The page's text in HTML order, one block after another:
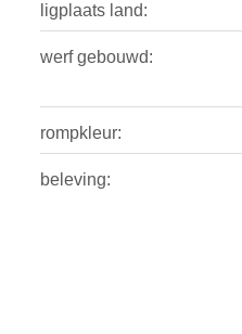
ligplaats land:
werf gebouwd:
rompkleur:
beleving: